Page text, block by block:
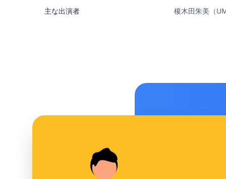
主な出演者 榎木田朱美（